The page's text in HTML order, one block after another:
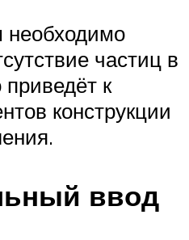
необходимо
частиц в
приведёт к
конструкции
ввод